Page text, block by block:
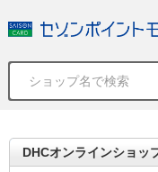
DHCオンラインショッ